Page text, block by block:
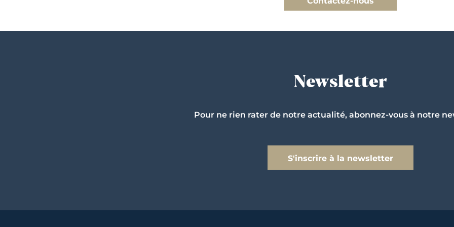
Newsletter
Pour ne rien rater de notre actualité, abonnez-vous à notre
S'inscrire à la newsletter